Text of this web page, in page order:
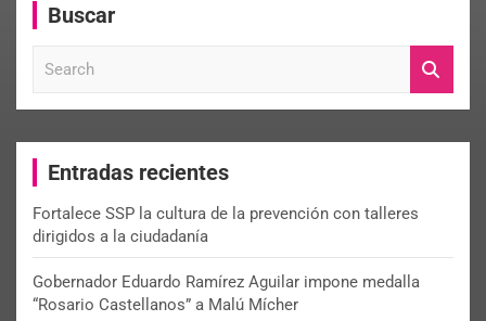
Buscar
c
Entradas recientes
Fortalece SSP la cultura de la prevención con talleres
dirigidos a la ciudadanía
Gobernador Eduardo Ramírez Aguilar impone medalla
“Rosario Castellanos” a Malú Mícher